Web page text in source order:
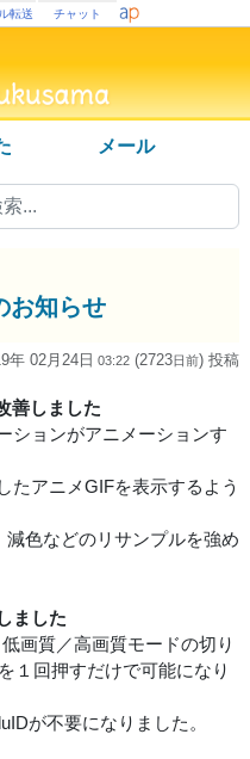
転送 チャット
メール
お知らせ
年 02月24日 03:22 (2723日前) 投稿
善しました
ションがアニメーションす
たアニメGIFを表示するよう
色などのリサンプルを強め
ました
画質／高画質モードの切り
１回押すだけで可能になり
が不要になりました。